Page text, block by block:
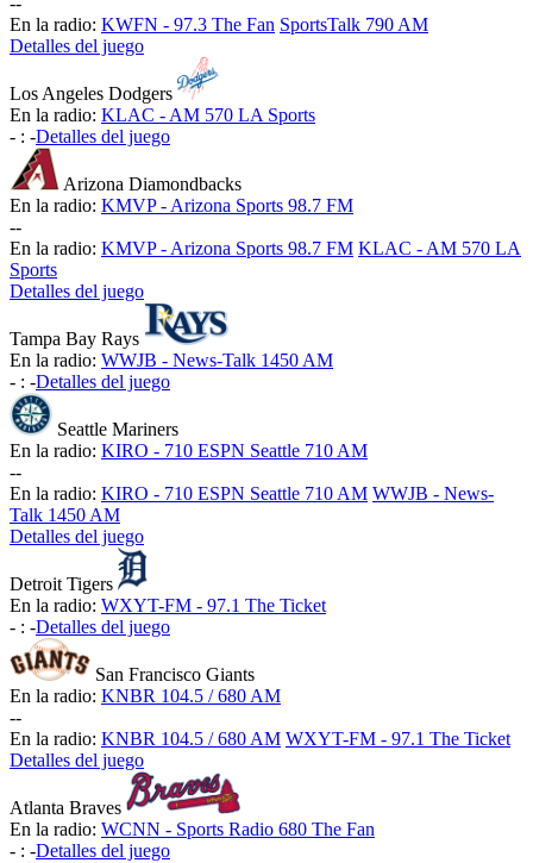
En la radio: KWFN - 97.3 The Fan SportsTalk 790 AM
Detalles del juego
Los Angeles Dodgers
En la radio: KLAC - AM 570 LA Sports
- : -Detalles del juego
Arizona Diamondbacks
En la radio: KMVP - Arizona Sports 98.7 FM
--
En la radio: KMVP - Arizona Sports 98.7 FM KLAC - AM 570 LA
Sports
Detalles del juego
Tampa Bay Rays
En la radio: WWJB - News-Talk 1450 AM
- : -Detalles del juego
Seattle Mariners
En la radio: KIRO - 710 ESPN Seattle 710 AM
--
En la radio: KIRO - 710 ESPN Seattle 710 AM WWJB - News-
Talk 1450 AM
Detalles del juego
Detroit Tigers
En la radio: WXYT-FM - 97.1 The Ticket
- : -Detalles del juego
San Francisco Giants
En la radio: KNBR 104.5 / 680 AM
--
En la radio: KNBR 104.5 / 680 AM WXYT-FM - 97.1 The Ticket
Detalles del juego
Atlanta Braves
En la radio: WCNN - Sports Radio 680 The Fan
- : -Detalles del juego